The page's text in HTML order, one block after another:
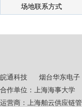
场地联系方式
皖通科技 烟台华东电子
合作单位：上海海事大学
运营商：上海舶云供